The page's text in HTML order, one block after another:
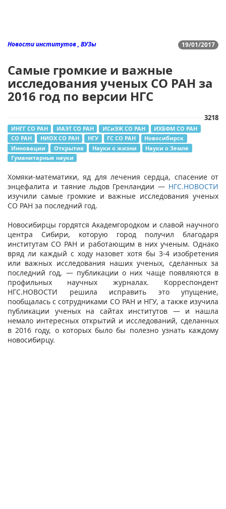
19/01/2017
Новости институтов , ВУЗы
Самые громкие и важные
исследования ученых СО РАН за
2016 год по версии НГС
3218
ИНГГ СО РАН ИАЭТ СО РАН ИСиЭЖ СО РАН
ИХБФМ СО РАН
СО РАН
НИОХ СО РАН НГУ ГС СО РАН
Новосибирск
Инновации
Открытия Науки о жизни
Науки о Земле
Гуманитарные науки
Хомяки-математики, яд для лечения сердца, спасение от
энцефалита и таяние льдов Гренландии — НГС.НОВОСТИ
изучили самые громкие и важные исследования ученых
СО РАН за последний год.
Новосибирцы гордятся Академгородком и славой научного
центра Сибири, которую город получил благодаря
институтам СО РАН и работающим в них ученым. Однако
вряд ли каждый с ходу назовет хотя бы 3-4 изобретения
или важных исследования наших ученых, сделанных за
последний год, — публикации о них чаще появляются в
профильных научных журналах. Корреспондент
НГС.НОВОСТИ решила исправить это упущение,
пообщалась с сотрудниками СО РАН и НГУ, а также изучила
публикации ученых на сайтах институтов — и нашла
немало интересных открытий и исследований, сделанных
в 2016 году, о которых было бы полезно узнать каждому
новосибирцу.